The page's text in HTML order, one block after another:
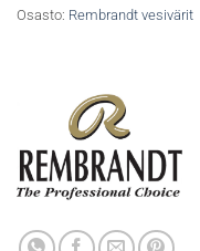
Osasto: Rembrandt vesivärit